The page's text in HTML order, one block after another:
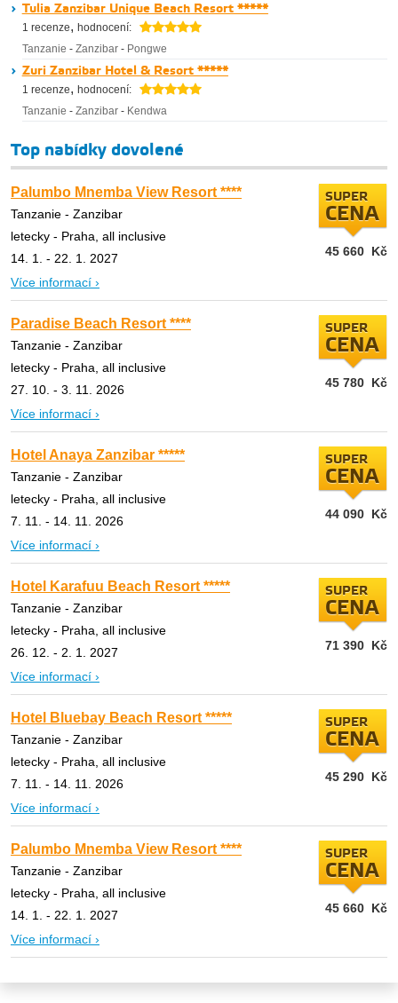
Tulia Zanzibar Unique Beach Resort *****
1 recenze, hodnocení:
Tanzanie - Zanzibar - Pongwe
Zuri Zanzibar Hotel & Resort *****
1 recenze, hodnocení:
Tanzanie - Zanzibar - Kendwa
Top nabídky dovolené
Palumbo Mnemba View Resort ****
Tanzanie - Zanzibar
letecky - Praha, all inclusive
14. 1. - 22. 1. 2027
Více informací ›
SUPER
CENA
45 660 Kč
Paradise Beach Resort ****
Tanzanie - Zanzibar
letecky - Praha, all inclusive
27. 10. - 3. 11. 2026
Více informací ›
SUPER
CENA
45 780 Kč
Hotel Anaya Zanzibar *****
Tanzanie - Zanzibar
letecky - Praha, all inclusive
7. 11. - 14. 11. 2026
Více informací ›
SUPER
CENA
44 090 Kč
Hotel Karafuu Beach Resort *****
Tanzanie - Zanzibar
letecky - Praha, all inclusive
26. 12. - 2. 1. 2027
Více informací ›
SUPER
CENA
71 390 Kč
Hotel Bluebay Beach Resort *****
Tanzanie - Zanzibar
letecky - Praha, all inclusive
7. 11. - 14. 11. 2026
Více informací ›
SUPER
CENA
45 290 Kč
Palumbo Mnemba View Resort ****
Tanzanie - Zanzibar
letecky - Praha, all inclusive
14. 1. - 22. 1. 2027
Více informací ›
SUPER
CENA
45 660 Kč